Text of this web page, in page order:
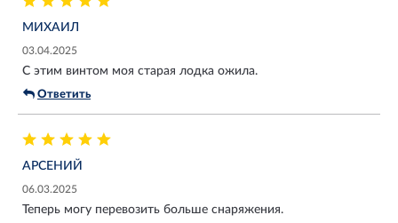
МИХАИЛ
03.04.2025
С этим винтом моя старая лодка ожила.
Ответить
АРСЕНИЙ
06.03.2025
Теперь могу перевозить больше снаряжения.